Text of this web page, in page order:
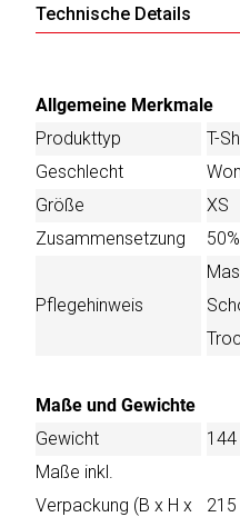
Technische Details
Allgemeine Merkmale
Produkttyp
T-
Geschlecht
Größe
XS
Zusammensetzung
Pflegehinweis
Maße und Gewichte
Gewicht
144
Maße inkl.
Verpackung (B x H x